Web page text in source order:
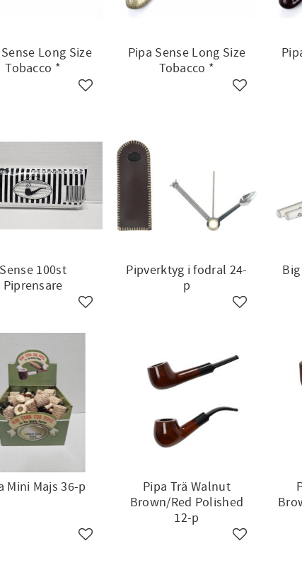
Long Size
Tobacco *
Lägg till i favoriter
Pipa Sense Long Size
Tobacco *
Lägg till i
Sense 100st
Piprensare
Lägg till i favoriter
Pipverktyg i fodral 24-
p
Lägg till i
Mini Majs 36-p
Lägg till i favoriter
Pipa Trä Walnut
Brown/Red Polished
12-p
Lägg till i